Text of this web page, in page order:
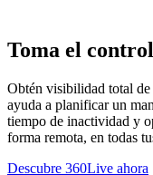
Toma el
Obtén visibilidad total
ayuda a planificar un
tiempo de inactividad y
forma remota, en todas
Descubre 360Live ahora